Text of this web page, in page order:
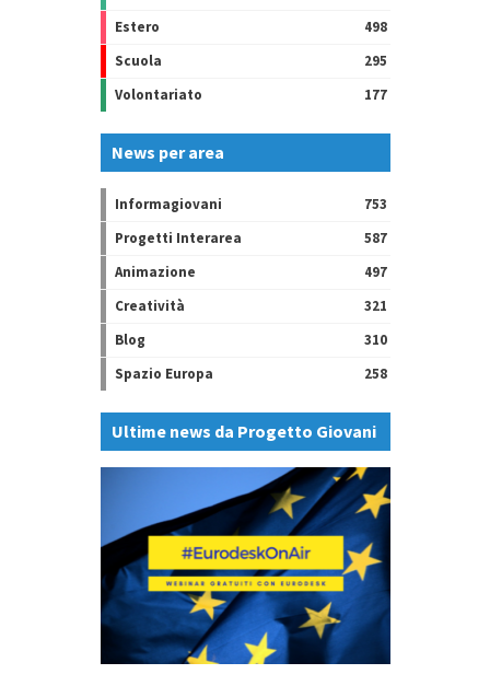
Estero
498
Scuola
295
Volontariato
177
News per area
Informagiovani
753
Progetti Interarea
587
Animazione
497
Creatività
321
Blog
310
Spazio Europa
258
Ultime news da Progetto Giovani